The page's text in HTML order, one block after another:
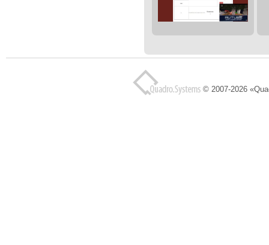
© 2007-2026